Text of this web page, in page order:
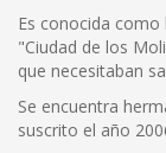
Es conocida como
"Ciudad de los
que necesitaban
Se encuentra
suscrito el año